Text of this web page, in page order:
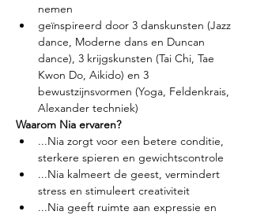
nemen
geïnspireerd door 3 danskunsten (Jazz
dance, Moderne dans en Duncan
dance), 3 krijgskunsten (Tai Chi, Tae
Kwon Do, Aikido) en 3
bewustzijnsvormen (Yoga, Feldenkrais,
Alexander techniek)
Waarom Nia ervaren?
...Nia zorgt voor een betere conditie,
sterkere spieren en gewichtscontrole
...Nia kalmeert de geest, vermindert
stress en stimuleert creativiteit
...Nia geeft ruimte aan expressie en